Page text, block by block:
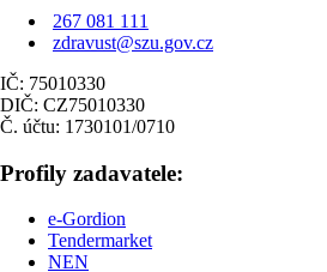
267 081 111
zdravust@szu.gov.cz
IČ: 75010330
DIČ: CZ75010330
Č. účtu: 1730101/0710
Profily zadavatele:
e-Gordion
Tendermarket
NEN